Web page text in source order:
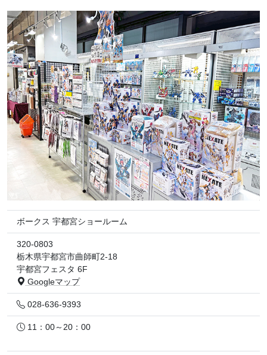
ボークス 宇都宮ショールーム
320-0803
栃木県宇都宮市曲師町2-18
宇都宮フェスタ 6F
Googleマップ
028-636-9393
11：00～20：00